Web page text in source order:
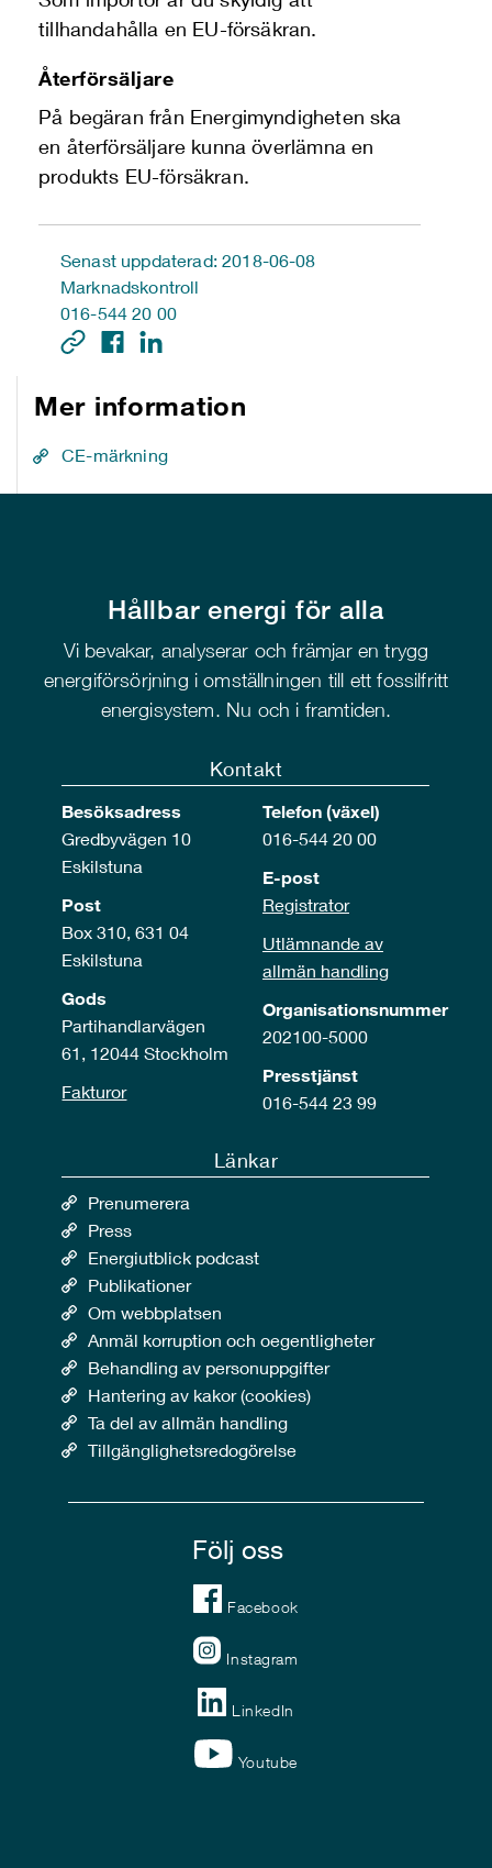
tillhandahålla en EU-försäkran.
Återförsäljare
På begäran från Energimyndigheten ska
en återförsäljare kunna överlämna en
produkts EU-försäkran.
Senast uppdaterad: 2018-06-08
Marknadskontroll
016-544 20 00
Mer information
CE-märkning
Hållbar energi för alla
Vi bevakar, analyserar och främjar en trygg
energiförsörjning i omställningen till ett fossilfritt
energisystem. Nu och i framtiden.
Kontakt
Besöksadress
Gredbyvägen 10
Eskilstuna
Post
Box 310, 631 04
Eskilstuna
Gods
Partihandlarvägen
61, 12044 Stockholm
Fakturor
Telefon (växel)
016-544 20 00
E-post
Registrator
Utlämnande av
allmän handling
Organisationsnummer
202100-5000
Presstjänst
016-544 23 99
Länkar
Prenumerera
Press
Energiutblick podcast
Publikationer
Om webbplatsen
Anmäl korruption och oegentligheter
Behandling av personuppgifter
Hantering av kakor (cookies)
Ta del av allmän handling
Tillgänglighetsredogörelse
Följ oss
Facebook
Instagram
LinkedIn
Youtube